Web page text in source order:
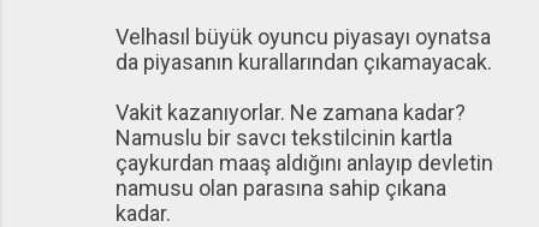
Velhasıl büyük oyuncu piyasayı oynatsa
da piyasanın kurallarından çıkamayacak.
Vakit kazanıyorlar. Ne zamana kadar?
Namuslu bir savcı tekstilcinin kartla
çaykurdan maaş aldığını anlayıp devletin
namusu olan parasına sahip çıkana
kadar.